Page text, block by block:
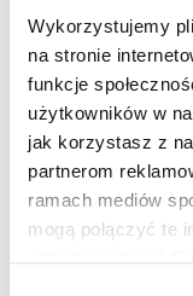
Wykorzystujemy
na stronie
funkcje
użytkowników w
jak korzystasz z
partnerom
ramach mediów
mogą połączyć te
7 sposobów na
Co powoduje, że
profesjonalny? Jakie
usprawnić codzienny